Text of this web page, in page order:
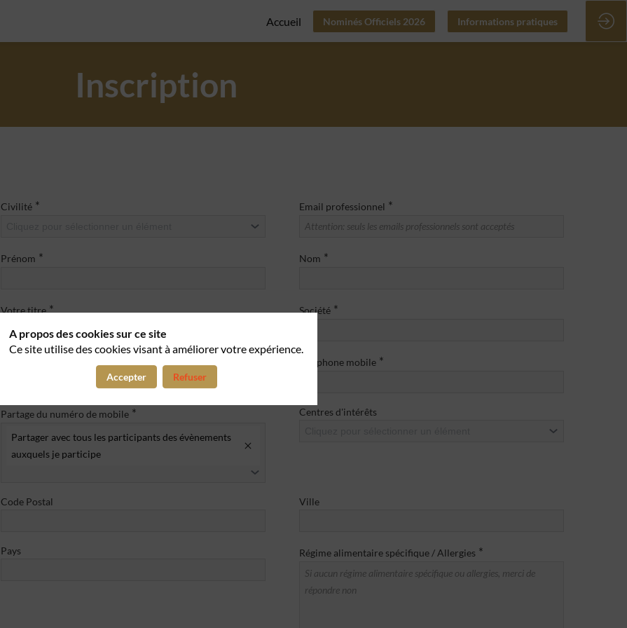
Accueil Nominés Officiels 2026 Informations pratiques
Inscription
Civilité * Email professionnel *
Prénom * Nom *
Votre titre * Société *
Quel est votre département et votre fonction ?
Téléphone mobile *
Partage du numéro de mobile *
Partager avec tous les participants des évènements
auxquels je participe
Centres d'intérêts
Code Postal Ville
Pays Régime alimentaire spécifique / Allergies *
A propos des cookies sur ce site
Ce site utilise des cookies visant à améliorer votre expérience.
Accepter Refuser